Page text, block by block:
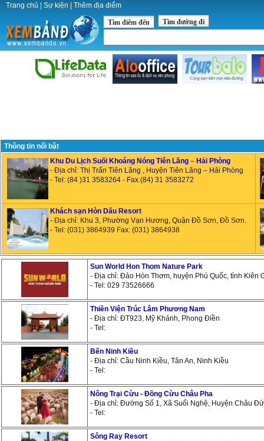
Trang chủ Sự kiện Thêm địa điểm
Tìm điểm đến Tìm đường đi
Thông tin nổi bật
Khu Du Lịch Suối Khoáng Nóng Tiên Lãng – Hải Phòng
- Địa chỉ: Thị Trấn Tiên Lãng , Huyện Tiên Lãng – Hải Phòng
- Tel: (84 )31 3583264 - Fax.(84) 31 3583272
Khách sạn Hòn Dấu Resort
- Địa chỉ: Khu 3, Phường Vạn Hương, Quận Đồ Sơn, Đồ Sơn.
- Tel: (031) 3864939 Fax: (031) 3864938
Sun World Hon Thom Nature Park
- Địa chỉ: Đảo Hòn Thơm, huyện Phú Quốc, tỉnh Kiên
- Tel: 029 73526666
Thiền Viện Trúc Lâm Phương Nam
- Địa chỉ: ĐT923, Mỹ Khánh, Phong Điền
- Tel:
Bến Ninh Kiều
- Địa chỉ: Cầu Ninh Kiều, Tân An, Ninh Kiều
- Tel:
Nông Trại Cừu - Đồng Cừu Châu Pha
- Địa chỉ: Đường Số 1, Xã Suối Nghệ, Huyện Châu
- Tel:
Sông Ray Resort